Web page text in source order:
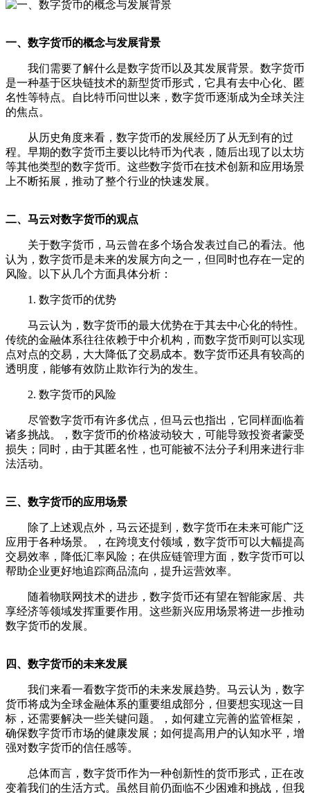
一、数字货币的概念与发展背景
我们需要了解什么是数字货币以及其发展背景。数字货币
是一种基于区块链技术的新型货币形式，它具有去中心化、匿
名性等特点。自比特币问世以来，数字货币逐渐成为全球关注
的焦点。
从历史角度来看，数字货币的发展经历了从无到有的过
程。早期的数字货币主要以比特币为代表，随后出现了以太坊
等其他类型的数字货币。这些数字货币在技术创新和应用场景
上不断拓展，推动了整个行业的快速发展。
二、马云对数字货币的观点
关于数字货币，马云曾在多个场合发表过自己的看法。他
认为，数字货币是未来的发展方向之一，但同时也存在一定的
风险。以下从几个方面具体分析：
1. 数字货币的优势
马云认为，数字货币的最大优势在于其去中心化的特性。
传统的金融体系往往依赖于中介机构，而数字货币则可以实现
点对点的交易，大大降低了交易成本。数字货币还具有较高的
透明度，能够有效防止欺诈行为的发生。
2. 数字货币的风险
尽管数字货币有许多优点，但马云也指出，它同样面临着
诸多挑战。，数字货币的价格波动较大，可能导致投资者蒙受
损失；同时，由于其匿名性，也可能被不法分子利用来进行非
法活动。
三、数字货币的应用场景
除了上述观点外，马云还提到，数字货币在未来可能广泛
应用于各种场景。，在跨境支付领域，数字货币可以大幅提高
交易效率，降低汇率风险；在供应链管理方面，数字货币可以
帮助企业更好地追踪商品流向，提升运营效率。
随着物联网技术的进步，数字货币还有望在智能家居、共
享经济等领域发挥重要作用。这些新兴应用场景将进一步推动
数字货币的发展。
四、数字货币的未来发展
我们来看一看数字货币的未来发展趋势。马云认为，数字
货币将成为全球金融体系的重要组成部分，但要想实现这一目
标，还需要解决一些关键问题。，如何建立完善的监管框架，
确保数字货币市场的健康发展；如何提高用户的认知水平，增
强对数字货币的信任感等。
总体而言，数字货币作为一种创新性的货币形式，正在改
变着我们的生活方式。虽然目前仍面临不少困难和挑战，但我